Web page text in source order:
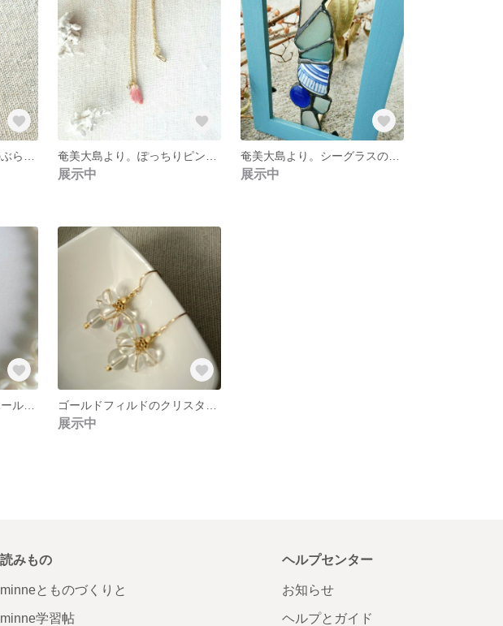
展示中 展示中
コットンパールのノンホールピアス・アラベスク調モチーフ
展示中
読みもの
minneとものづくりと
minne学習帖
ヘルプセンター
お知らせ
ヘルプとガイド